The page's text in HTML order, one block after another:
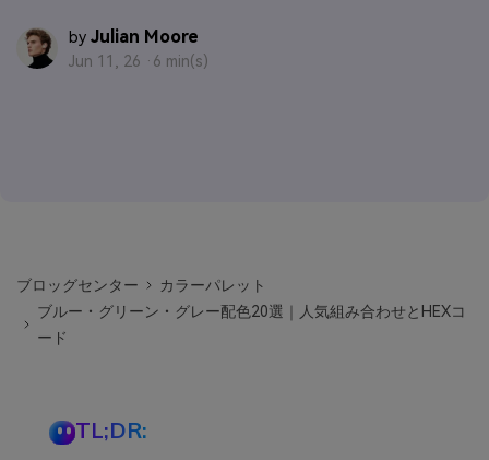
by Julian Moore
Jun 11, 26 · 6 min(s)
ブロッグセンター
カラーパレット
ブルー・グリーン・グレー配色20選｜人気組み合わせとHEXコ
ード
TL;DR: